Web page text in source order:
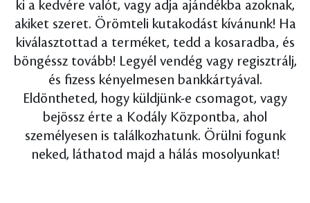
ki a kedvére valót, vagy adja ajándékba azoknak,
akiket szeret. Örömteli kutakodást kívánunk! Ha
kiválasztottad a terméket, tedd a kosaradba, és
böngéssz tovább! Legyél vendég vagy regisztrálj,
és fizess kényelmesen bankkártyával.
Eldöntheted, hogy küldjünk-e csomagot, vagy
bejössz érte a Kodály Központba, ahol
személyesen is találkozhatunk. Örülni fogunk
neked, láthatod majd a hálás mosolyunkat!